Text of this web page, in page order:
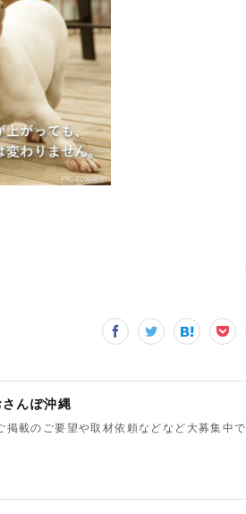
んぽ沖縄
載のご要望や取材依頼などなど大募集中で